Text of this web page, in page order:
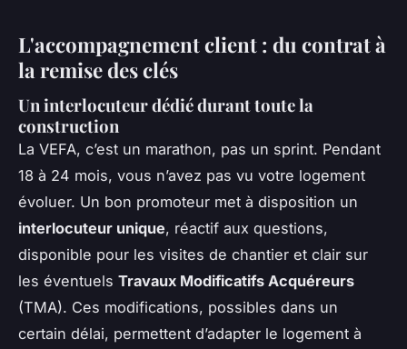
L'accompagnement client : du contrat à
la remise des clés
Un interlocuteur dédié durant toute la
construction
La VEFA, c’est un marathon, pas un sprint. Pendant
18 à 24 mois, vous n’avez pas vu votre logement
évoluer. Un bon promoteur met à disposition un
interlocuteur unique, réactif aux questions,
disponible pour les visites de chantier et clair sur
les éventuels Travaux Modificatifs Acquéreurs
(TMA). Ces modifications, possibles dans un
certain délai, permettent d’adapter le logement à